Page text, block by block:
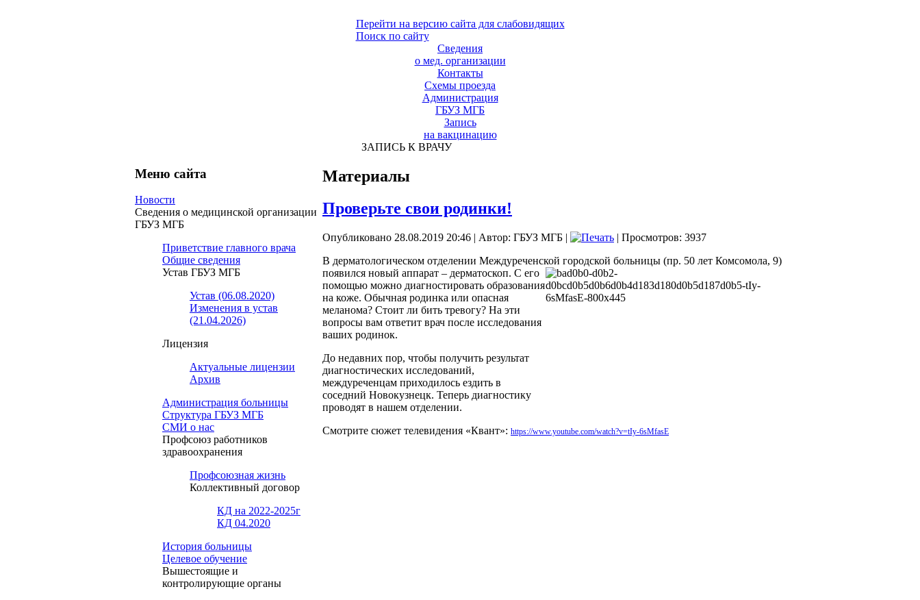
Перейти на версию сайта для слабовидящих
Поиск по сайту
Сведения
о мед. организации
Контакты
Схемы проезда
Администрация
ГБУЗ МГБ
Запись
на вакцинацию
ЗАПИСЬ К ВРАЧУ
Меню сайта
Новости
Сведения о медицинской организации
ГБУЗ МГБ
Приветствие главного врача
Общие сведения
Устав ГБУЗ МГБ
Устав (06.08.2020)
Изменения в устав
(21.04.2026)
Лицензия
Актуальные лицензии
Архив
Администрация больницы
Структура ГБУЗ МГБ
СМИ о нас
Профсоюз работников
здравоохранения
Профсоюзная жизнь
Коллективный договор
КД на 2022-2025г
КД 04.2020
История больницы
Целевое обучение
Вышестоящие и
контролирующие органы
Материалы
Проверьте свои родинки!
Опубликовано 28.08.2019 20:46 | Автор: ГБУЗ МГБ |
| Просмотров: 3937
В дерматологическом отделении Междуреченской городской больницы (пр. 50 лет Комсомола, 9)
появился новый аппарат – дерматоскоп. С его
помощью можно диагностировать образования
на коже. Обычная родинка или опасная
меланома? Стоит ли бить тревогу? На эти
вопросы вам ответит врач после исследования
ваших родинок.
До недавних пор, чтобы получить результат
диагностических исследований,
междуреченцам приходилось ездить в
соседний Новокузнецк. Теперь диагностику
проводят в нашем отделении.
Смотрите сюжет телевидения «Квант»: https://www.youtube.com/watch?v=tIy-6sMfasE